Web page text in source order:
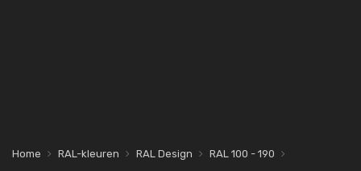
Home RAL-kleuren RAL Design
RAL 100 - 190